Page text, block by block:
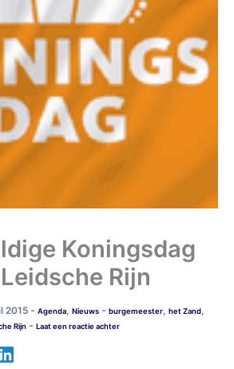
Koningsdag
Rijn
2015 - Agenda, Nieuws - burgemeester, het Zand,
Rijn - Laat een reactie achter